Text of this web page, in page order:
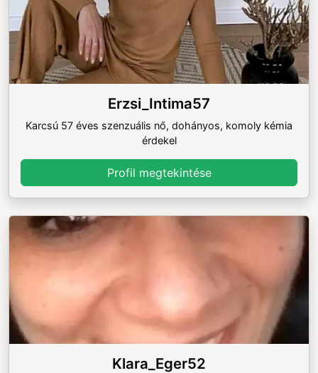
Erzsi_Intima57
Karcsú 57 éves szenzuális nő, dohányos, komoly kémia
érdekel
Profil megtekintése
Klara_Eger52